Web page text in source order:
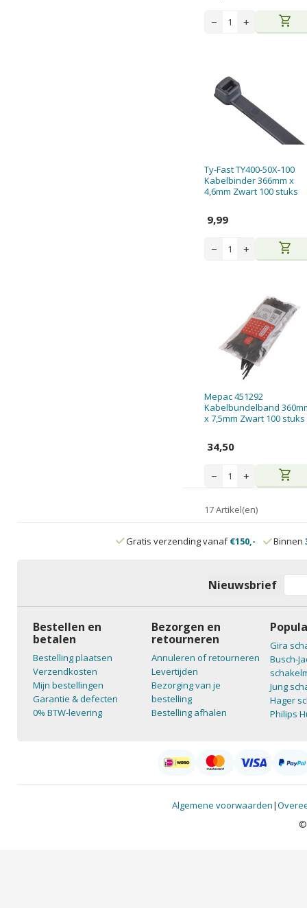
− + shopping_cart
Ty-Fast TY400-50X-100
Kabelbinder 366mm x
4,6mm Zwart 100 stuks
9,99
− + shopping_cart
Mepac 451292
Kabelbundelband
x 7,5mm Zwart 100 stuks
34,50
− + shopping_cart
17 Artikel(en)
Gratis verzending vanaf€150,- Binnen
Nieuwsbrief
Bestellen en
betalen
Bestelling plaatsen
Verzendkosten
Mijn bestellingen
Garantie & defecten
0% BTW-levering
Bezorgen en
retourneren
Annuleren of retourneren
Levertijden
Bezorging van je
bestelling
Bestelling afhalen
Gira
Busch-
Jung
Hager
Philips
Algemene voorwaarden|
©